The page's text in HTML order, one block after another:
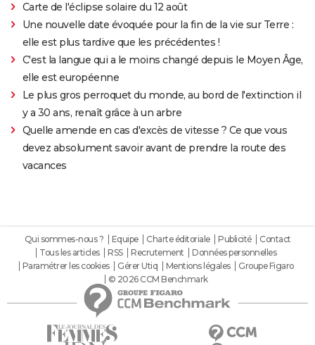
Carte de l'éclipse solaire du 12 août
Une nouvelle date évoquée pour la fin de la vie sur Terre :
elle est plus tardive que les précédentes !
C'est la langue qui a le moins changé depuis le Moyen Âge,
elle est européenne
Le plus gros perroquet du monde, au bord de l'extinction il
y a 30 ans, renaît grâce à un arbre
Quelle amende en cas d'excès de vitesse ? Ce que vous
devez absolument savoir avant de prendre la route des
vacances
Qui sommes-nous ? Equipe Charte éditoriale Publicité
Contact
Tous les articles
RSS Recrutement
Données personnelles
Paramétrer les cookies
Gérer Utiq Mentions légales
Groupe Figaro
© 2026 CCM Benchmark